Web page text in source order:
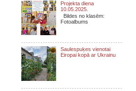
Projekta diena
10.05.2025.
Bildes no klasēm:
Fotoalbums
Saulespuķes vienotai
Eiropai kopā ar Ukrainu